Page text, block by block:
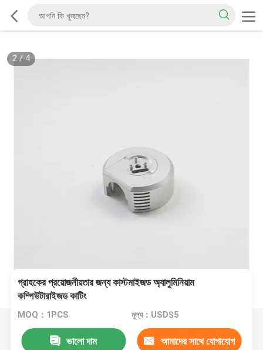
2/ 4
গ্রাহকের প্রয়োজনীয়তার জন্য কাস্টমাইজড অ্যালুমিনিয়াম
কম্পিউটারাইজড কাটিং
MOQ：1PCS মূল্য：USD$5
ভালো দাম আমাদের সাথে যোগাযোগ